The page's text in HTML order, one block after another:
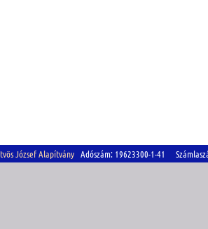
József Alapítvány Adószám: 19623300-1-41